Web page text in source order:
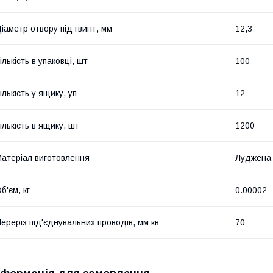
отвору під гвинт, мм 12,3
в упаковці, шт 100
у ящику, уп 12
в ящику, шт 1200
виготовлення Луджена
кг 0.00002
під'єднувальних проводів, мм кв 70